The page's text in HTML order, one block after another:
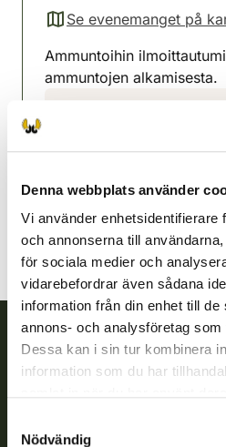
Denna webbplats använder
Vi använder enhetsidentifierare
och annonserna till
för sociala medier och
vidarebefordrar även sådana
information från din enhet till
annons- och analysföretag
Dessa kan i sin tur kombinera
information som du har
Nödvändig
Se evenemanget på
(avautuu uuteen
Ammuntoihin
ammuntojen alkamisesta.
Östra Päijänne
ita-
Finlands viltcentral
jaktvårdsföreningarnas